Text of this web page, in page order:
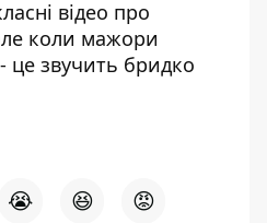
відео про
коли мажори
це звучить бридко
😭 😆 😡